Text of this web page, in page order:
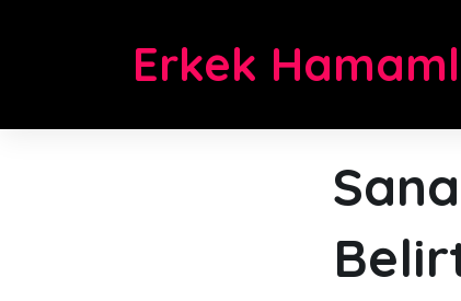
Erkek